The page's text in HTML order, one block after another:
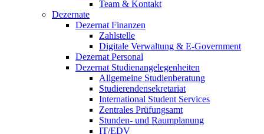
Team & Kontakt
Dezernate
Dezernat Finanzen
Zahlstelle
Digitale Verwaltung & E-Government
Dezernat Personal
Dezernat Studienangelegenheiten
Allgemeine Studienberatung
Studierendensekretariat
International Student Services
Zentrales Prüfungsamt
Stunden- und Raumplanung
IT/EDV